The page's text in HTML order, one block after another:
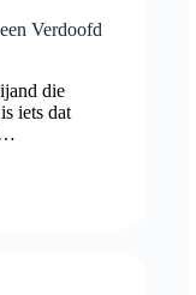
Verdoofd
die
iets dat